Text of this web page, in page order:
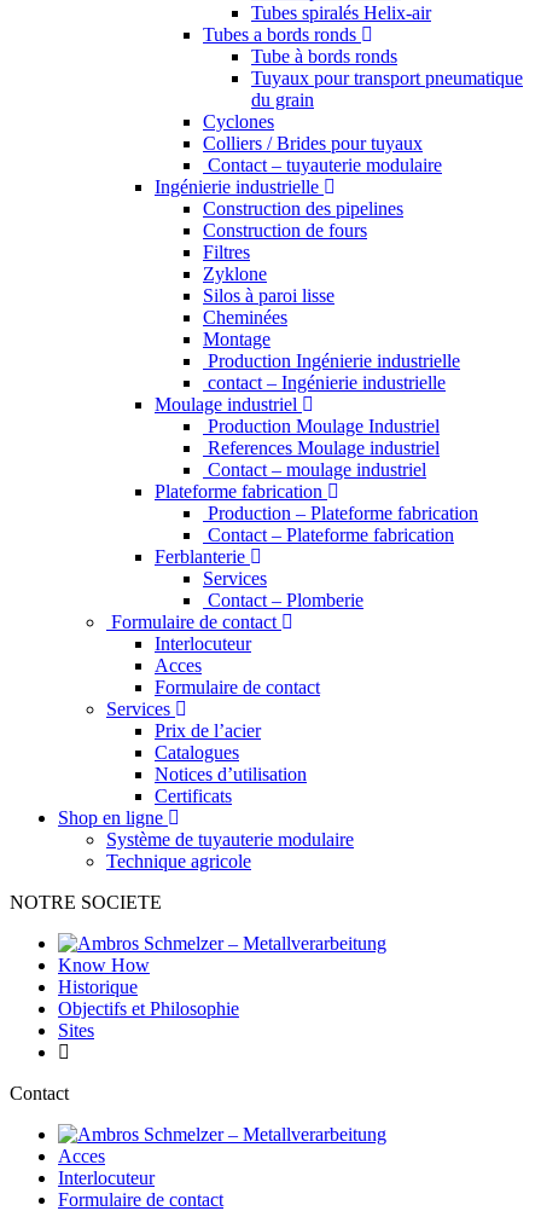
Tubes spiralés Helix-air
Tubes a bords ronds
Tube à bords ronds
Tuyaux pour transport pneumatique
du grain
Cyclones
Colliers / Brides pour tuyaux
Contact – tuyauterie modulaire
Ingénierie industrielle
Construction des pipelines
Construction de fours
Filtres
Zyklone
Silos à paroi lisse
Cheminées
Montage
Production Ingénierie industrielle
contact – Ingénierie industrielle
Moulage industriel
Production Moulage Industriel
References Moulage industriel
Contact – moulage industriel
Plateforme fabrication
Production – Plateforme fabrication
Contact – Plateforme fabrication
Ferblanterie
Services
Contact – Plomberie
Formulaire de contact
Interlocuteur
Acces
Formulaire de contact
Services
Prix de l’acier
Catalogues
Notices d’utilisation
Certificats
Shop en ligne
Système de tuyauterie modulaire
Technique agricole
NOTRE SOCIETE
Know How
Historique
Objectifs et Philosophie
Sites
Contact
Acces
Interlocuteur
Formulaire de contact